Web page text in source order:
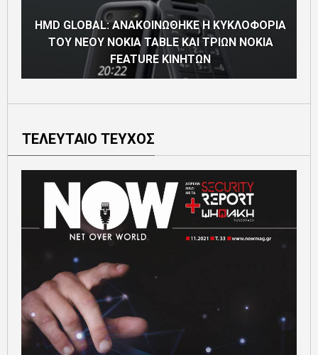
HMD GLOBAL: ΑΝΑΚΟΙΝΩΘΗΚΕ Η ΚΥΚΛΟΦΟΡΙΑ
ΤΟΥ ΝΕΟΥ NOKIA TABLE ΚΑΙ ΤΡΙΩΝ NOKIA
FEATURE ΚΙΝΗΤΩΝ
ΤΕΛΕΥΤΑΙΟ ΤΕΥΧΟΣ